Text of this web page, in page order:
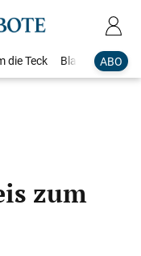
ABO
die Teck Blaulicht
zum